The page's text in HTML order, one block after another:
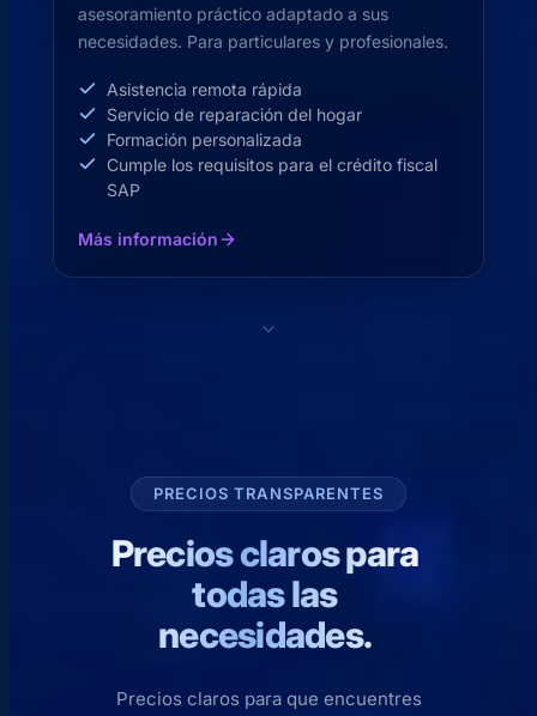
asesoramiento práctico adaptado a sus
necesidades. Para particulares y profesionales.
Asistencia remota rápida
Servicio de reparación del hogar
Formación personalizada
Cumple los requisitos para el crédito fiscal
SAP
Más información
PRECIOS TRANSPARENTES
Precios claros para
todas las
necesidades.
Precios claros para que encuentres